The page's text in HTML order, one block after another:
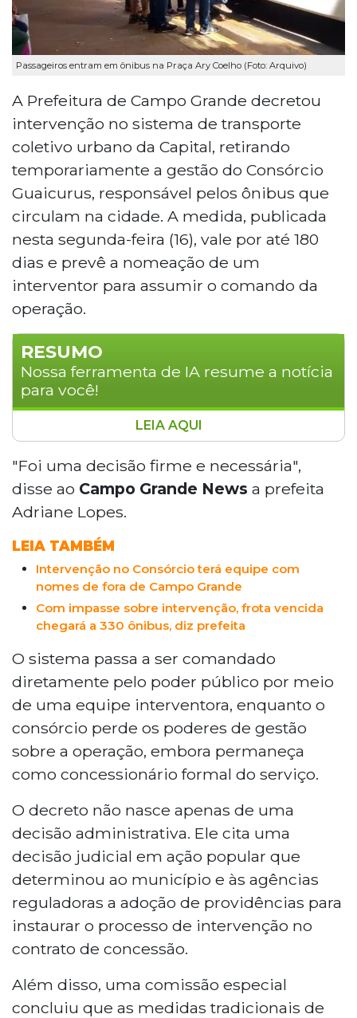
Passageiros entram em ônibus na Praça Ary Coelho (Foto: Arquivo)
A Prefeitura de Campo Grande decretou
intervenção no sistema de transporte
coletivo urbano da Capital, retirando
temporariamente a gestão do Consórcio
Guaicurus, responsável pelos ônibus que
circulam na cidade. A medida, publicada
nesta segunda-feira (16), vale por até 180
dias e prevê a nomeação de um
interventor para assumir o comando da
operação.
RESUMO
Nossa ferramenta de IA resume a notícia
para você!
A Prefeitura de Campo Grande decretou
intervenção no transporte coletivo
urbano, retirando temporariamente a
gestão do Consórcio Guaicurus por até
180 dias. O decreto cita descumprimento
de horários, falhas na frota e riscos à
assumirá o comando, com acesso a
garagens, veículos e documentos. Ao fim
do período, a gestão pode ser devolvida
ao consórcio ou a concessão encerrada.
LEIA AQUI
"Foi uma decisão firme e necessária",
disse ao Campo Grande News a prefeita
Adriane Lopes.
LEIA TAMBÉM
Intervenção no Consórcio terá equipe com
nomes de fora de Campo Grande
Com impasse sobre intervenção, frota vencida
chegará a 330 ônibus, diz prefeita
O sistema passa a ser comandado
diretamente pelo poder público por meio
de uma equipe interventora, enquanto o
consórcio perde os poderes de gestão
sobre a operação, embora permaneça
como concessionário formal do serviço.
O decreto não nasce apenas de uma
decisão administrativa. Ele cita uma
decisão judicial em ação popular que
determinou ao município e às agências
reguladoras a adoção de providências para
instaurar o processo de intervenção no
contrato de concessão.
Além disso, uma comissão especial
concluiu que as medidas tradicionais de